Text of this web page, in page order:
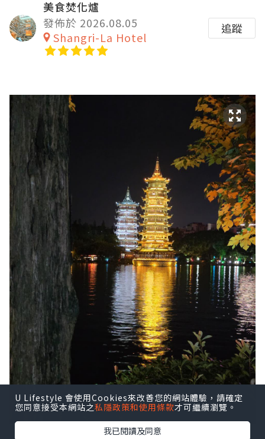
美食焚化爐
發佈於 2026.08.05
Shangri-La Hotel
追蹤
U Lifestyle 會使用Cookies來改善您的網站體驗，請確定
您同意接受本網站之私隱政策和使用條款才可繼續瀏覽。
我已閱讀及同意